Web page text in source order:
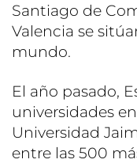
Santiago de
Valencia se
mundo.
El año pasado,
universidades
Universidad
entre las 500